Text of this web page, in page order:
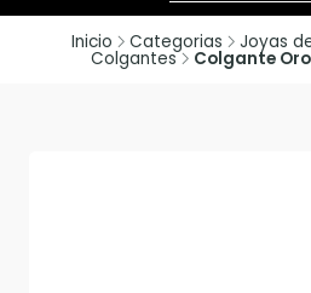
Inicio Categorias Joyas
Colgantes Colgante Oro